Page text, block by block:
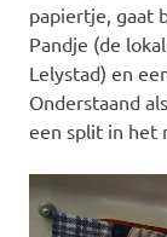
papiertje, gaat
Pandje (de
Lelystad) en
Onderstaand
een split in het